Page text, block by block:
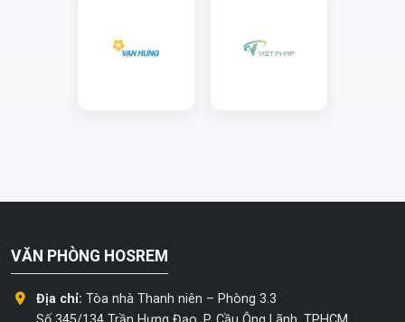
VĂN PHÒNG HOSREM
Địa chỉ: Tòa nhà Thanh niên – Phòng 3.3